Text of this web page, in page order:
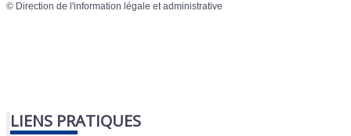
© Direction de l'information légale et administrative
LIENS PRATIQUES